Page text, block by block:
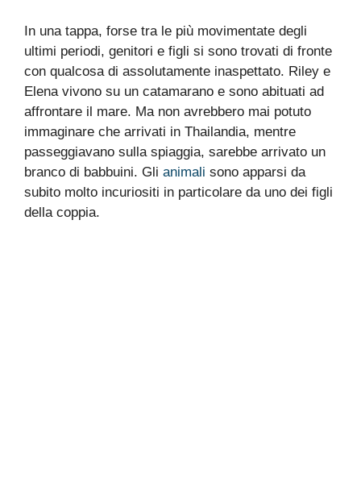
In una tappa, forse tra le più movimentate degli
ultimi periodi, genitori e figli si sono trovati di fronte
con qualcosa di assolutamente inaspettato. Riley e
Elena vivono su un catamarano e sono abituati ad
affrontare il mare. Ma non avrebbero mai potuto
immaginare che arrivati in Thailandia, mentre
passeggiavano sulla spiaggia, sarebbe arrivato un
branco di babbuini. Gli animali sono apparsi da
subito molto incuriositi in particolare da uno dei figli
della coppia.